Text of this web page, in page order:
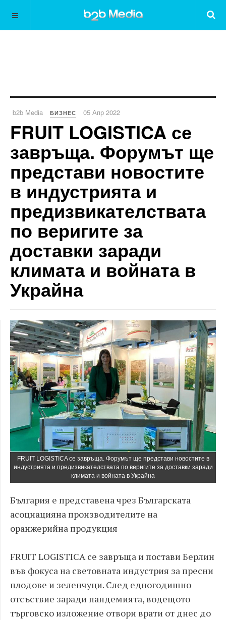
b2b Media БИЗНЕС 05 Апр 2022
FRUIT LOGISTICA се
завръща. Форумът ще
представи новостите
в индустрията и
предизвикателствата
по веригите за
доставки заради
климата и войната в
Украйна
FRUIT LOGISTICA се завръща. Форумът ще представи новостите в
индустрията и предизвикателствата по веригите за доставки заради
климата и войната в Украйна
България е представена чрез Българската
асоциацияна производителите на
оранжерийна продукция
FRUIT LOGISTICA се завръща и постави Берлин
във фокуса на световната индустрия за пресни
плодове и зеленчуци. След едногодишно
отсъствие заради пандемията, водещото
търговско изложение отвори врати от днес до